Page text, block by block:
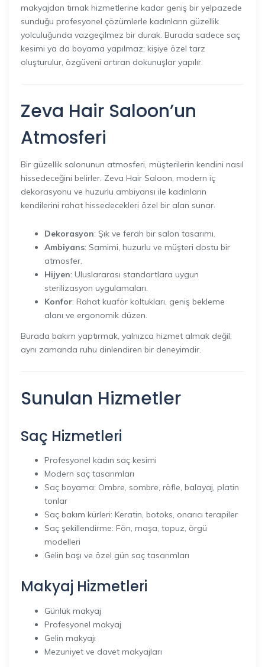
makyajdan tırnak hizmetlerine kadar geniş bir yelpazede
sunduğu profesyonel çözümlerle kadınların güzellik
yolculuğunda vazgeçilmez bir durak. Burada sadece saç
kesimi ya da boyama yapılmaz; kişiye özel tarz
oluşturulur, özgüveni artıran dokunuşlar yapılır.
Zeva Hair Saloon’un
Atmosferi
Bir güzellik salonunun atmosferi, müşterilerin kendini nasıl
hissedeceğini belirler. Zeva Hair Saloon, modern iç
dekorasyonu ve huzurlu ambiyansı ile kadınların
kendilerini rahat hissedecekleri özel bir alan sunar.
Dekorasyon: Şık ve ferah bir salon tasarımı.
Ambiyans: Samimi, huzurlu ve müşteri dostu bir
atmosfer.
Hijyen: Uluslararası standartlara uygun
sterilizasyon uygulamaları.
Konfor: Rahat kuaför koltukları, geniş bekleme
alanı ve ergonomik düzen.
Burada bakım yaptırmak, yalnızca hizmet almak değil;
aynı zamanda ruhu dinlendiren bir deneyimdir.
Sunulan Hizmetler
Saç Hizmetleri
Profesyonel kadın saç kesimi
Modern saç tasarımları
Saç boyama: Ombre, sombre, röfle, balayaj, platin
tonlar
Saç bakım kürleri: Keratin, botoks, onarıcı terapiler
Saç şekillendirme: Fön, maşa, topuz, örgü
modelleri
Gelin başı ve özel gün saç tasarımları
Makyaj Hizmetleri
Günlük makyaj
Profesyonel makyaj
Gelin makyajı
Mezuniyet ve davet makyajları